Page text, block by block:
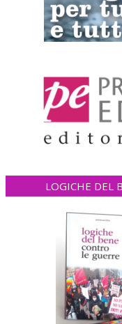
LOGICHE DEL